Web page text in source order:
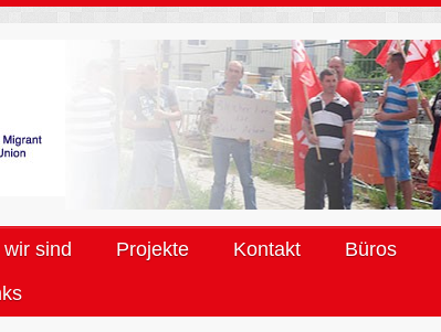
sind Projekte Kontakt Büros